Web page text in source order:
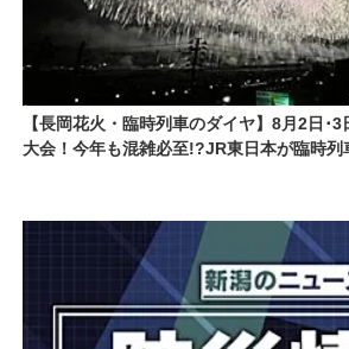
【長岡花火・臨時列車のダイヤ】8月2日･
大会！今年も混雑必至!?JR東日本が臨時列